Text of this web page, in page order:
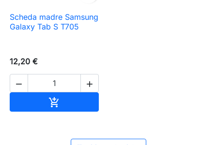
Scheda madre Samsung
Galaxy Tab S T705
12,20 €
 
